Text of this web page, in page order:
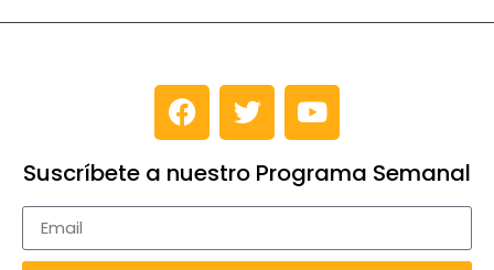
Suscríbete a nuestro Programa Semanal